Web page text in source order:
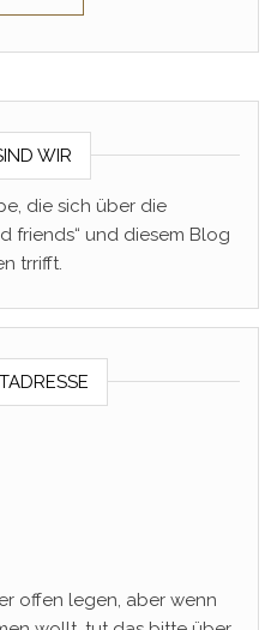
WIR
die sich über die
friends“ und diesem Blog
trrifft.
offen legen, aber wenn